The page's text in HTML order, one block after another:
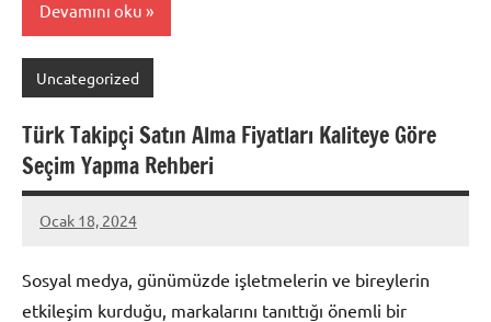
Devamını oku
Uncategorized
Türk Takipçi Satın Alma Fiyatları Kaliteye Göre
Seçim Yapma Rehberi
Ocak 18, 2024
admin
Sosyal medya, günümüzde işletmelerin ve bireylerin
etkileşim kurduğu, markalarını tanıttığı önemli bir